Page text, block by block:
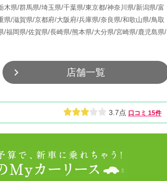
木県/群馬県/埼玉県/千葉県/東京都/神奈川県/新潟県/富
県/滋賀県/京都府/大阪府/兵庫県/奈良県/和歌山県/鳥取
/福岡県/佐賀県/長崎県/熊本県/大分県/宮崎県/鹿児島県/
店舗一覧
3.7点 口コミ 15件